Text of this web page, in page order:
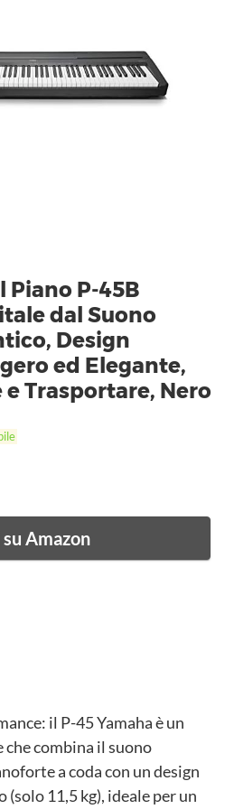
Piano P-45B
dal Suono
Design
ed Elegante,
e Trasportare, Nero
Amazon
il P-45 Yamaha è un
combina il suono
a coda con un design
(solo 11,5 kg), ideale per un